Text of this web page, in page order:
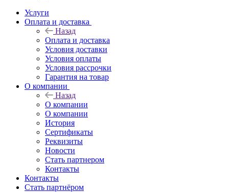
Услуги
Оплата и доставка
Назад
Оплата и доставка
Условия доставки
Условия оплаты
Условия рассрочки
Гарантия на товар
О компании
Назад
О компании
О компании
История
Сертификаты
Реквизиты
Новости
Стать партнером
Контакты
Контакты
Стать партнёром